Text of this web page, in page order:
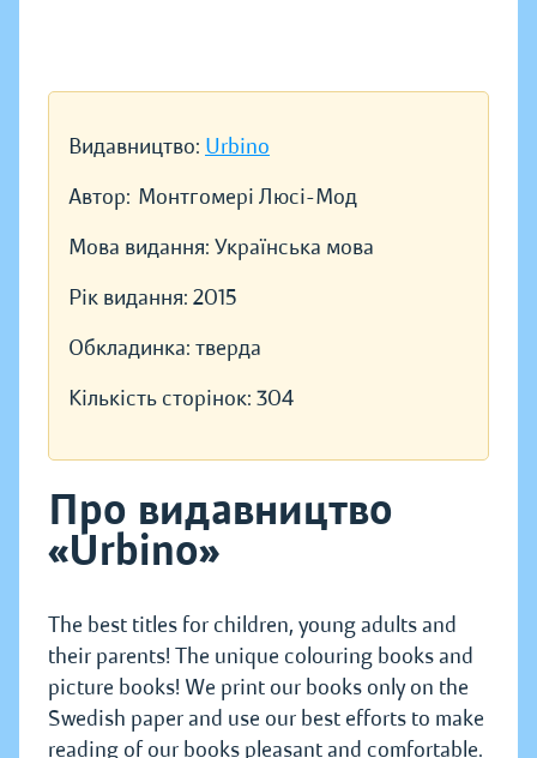
Видавництво: Urbino
Автор: Монтгомері Люсі-Мод
Мова видання: Українська мова
Рік видання: 2015
Обкладинка: тверда
Кількість сторінок: 304
Про видавництво
«Urbino»
The best titles for children, young adults and
their parents! The unique colouring books and
picture books! We print our books only on the
Swedish paper and use our best efforts to make
reading of our books pleasant and comfortable.